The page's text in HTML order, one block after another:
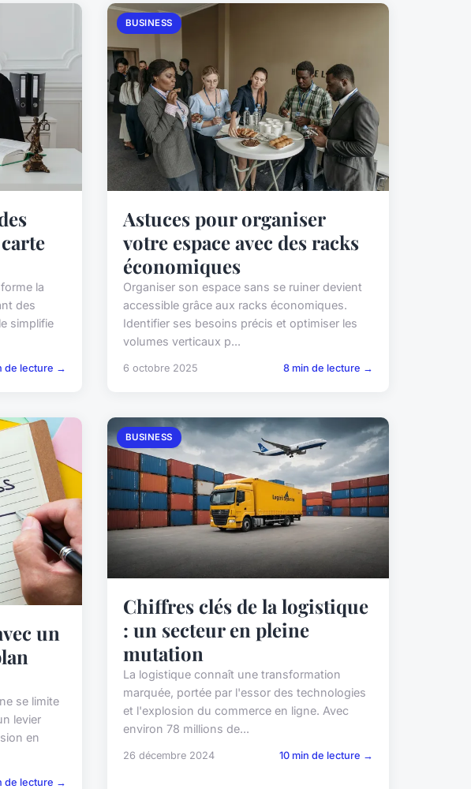
la
des
simplifie
de lecture →
BUSINESS
Astuces pour organiser
votre espace avec des racks
économiques
Organiser son espace sans se ruiner devient
accessible grâce aux racks économiques.
Identifier ses besoins précis et optimiser les
volumes verticaux p...
6 octobre 2025 8 min de lecture →
un
se limite
levier
en
de lecture →
BUSINESS
Chiffres clés de la logistique
: un secteur en pleine
mutation
La logistique connaît une transformation
marquée, portée par l'essor des technologies
et l'explosion du commerce en ligne. Avec
environ 78 millions de...
26 décembre 2024 10 min de lecture →